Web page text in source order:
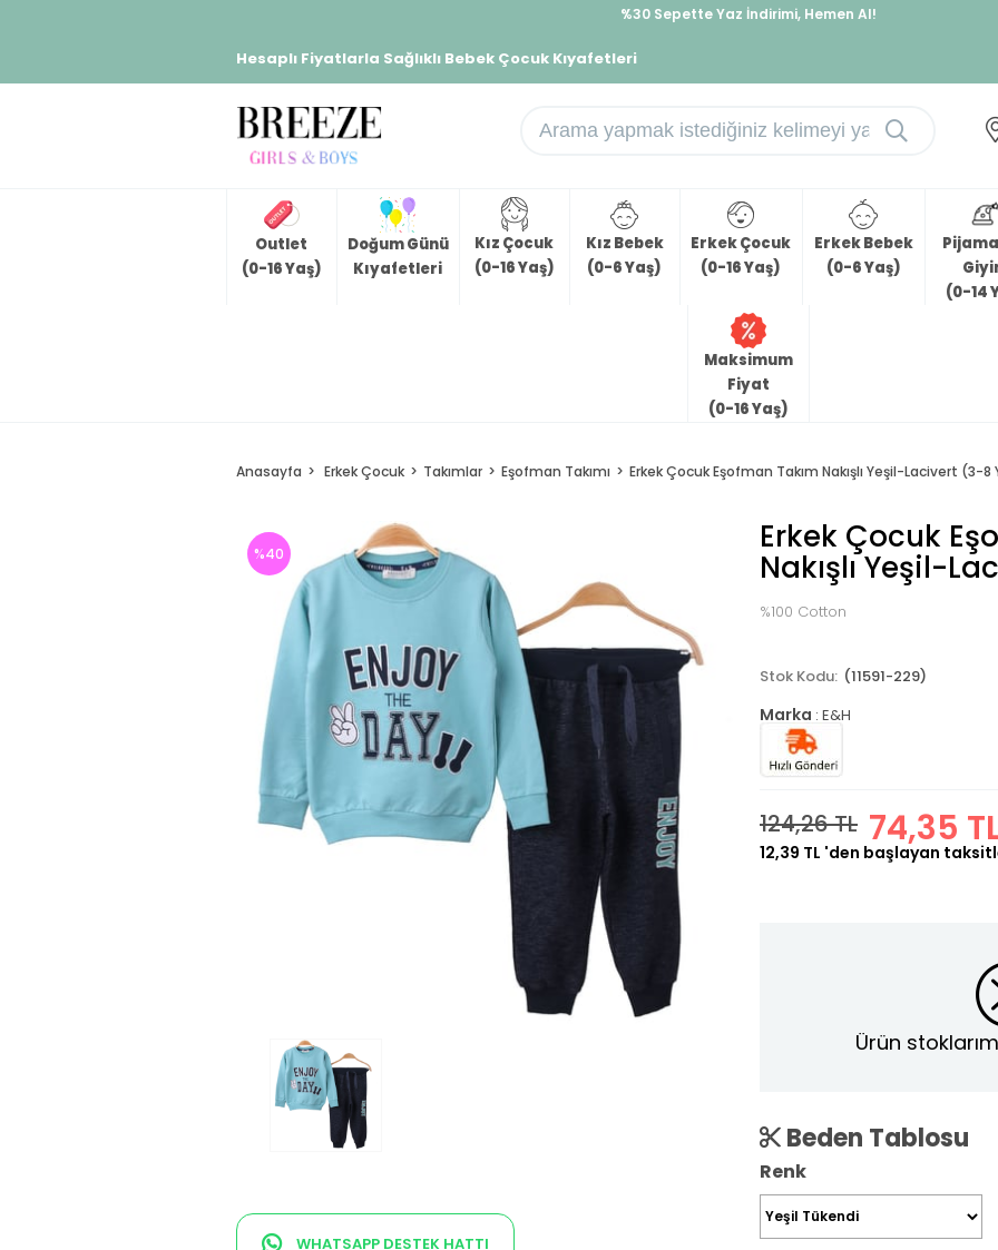
%30 Sepette Yaz İndirimi, Hemen Al!
Hesaplı Fiyatlarla Sağlıklı Bebek Çocuk Kıyafetleri
Outlet
(0-16 Yaş)
Doğum Günü
Kıyafetleri
Kız Çocuk
(0-16 Yaş)
Kız Bebek
(0-6 Yaş)
Erkek Çocuk
(0-16 Yaş)
Erkek Bebek
(0-6 Yaş)
(0-14
Maksimum
Fiyat
(0-16 Yaş)
Anasayfa Erkek Çocuk Takımlar Eşofman Takımı Erkek Çocuk Eşofman Takım Nakışlı Yeşil-Lacivert (3-8
%40
İndirim
WHATSAPP DESTEK HATTI
Erkek Çocuk
Nakışlı Yeşil-
%100 Cotton
(11591-229)
Marka : E&H
124,26 TL 74,35
12,39 TL 'den başlayan
Ürün
Beden Tablosu
Renk